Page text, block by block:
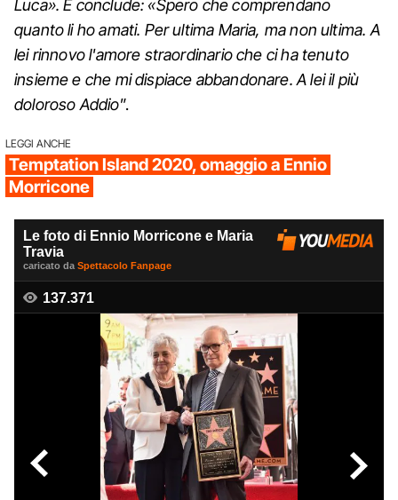
Luca». E conclude: «Spero che comprendano
quanto li ho amati. Per ultima Maria, ma non ultima. A
lei rinnovo l'amore straordinario che ci ha tenuto
insieme e che mi dispiace abbandonare. A lei il più
doloroso Addio”.
LEGGI ANCHE
Temptation Island 2020, omaggio a Ennio
Morricone